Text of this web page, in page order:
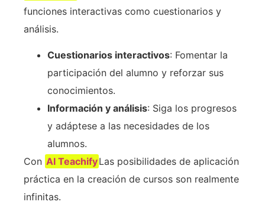
funciones interactivas como cuestionarios y
análisis.
Cuestionarios interactivos: Fomentar la
participación del alumno y reforzar sus
conocimientos.
Información y análisis: Siga los progresos
y adáptese a las necesidades de los
alumnos.
Con AI TeachifyLas posibilidades de aplicación
práctica en la creación de cursos son realmente
infinitas.